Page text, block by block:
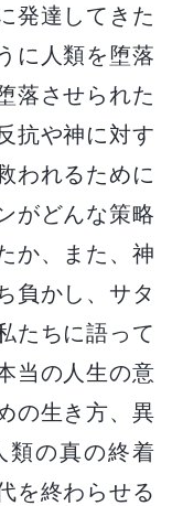
発達してきた
に人類を堕落
落させられた
抗や神に対す
われるために
がどんな策略
か、また、神
負かし、サタ
たちに語って
当の人生の意
の生き方、異
類の真の終着
を終わらせる